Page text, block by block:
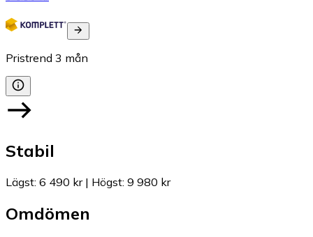
Pristrend 3 mån
Stabil
Lägst: 6 490 kr| Högst: 9 980 kr
Omdömen